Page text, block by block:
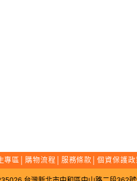
專區 購物流程 服務條款 │個資保護政